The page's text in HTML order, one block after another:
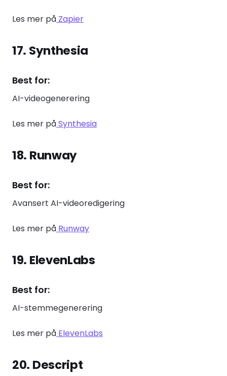
Les mer på Zapier
17. Synthesia
Best for:
AI-videogenerering
Les mer påSynthesia
18. Runway
Best for:
Avansert AI-videoredigering
Les mer på Runway
19. ElevenLabs
Best for:
AI-stemmegenerering
Les mer på ElevenLabs
20. Descript